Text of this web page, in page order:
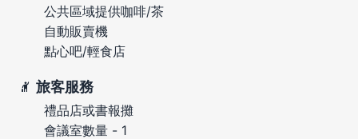
公共區域提供咖啡/茶
自動販賣機
點心吧/輕食店
旅客服務
禮品店或書報攤
會議室數量 - 1